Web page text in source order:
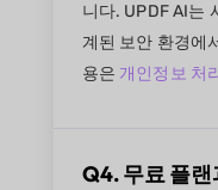
니다. UPDF AI는
계된 보안 환경에
용은 개인정보 처
Q4. 무료 플랜